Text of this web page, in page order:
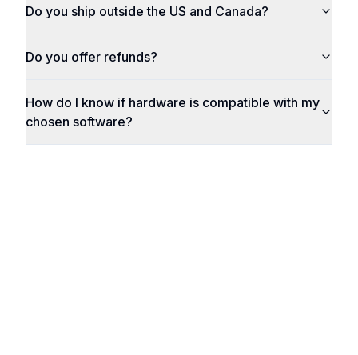
Do you ship outside the US and Canada?
Do you offer refunds?
How do I know if hardware is compatible with my
chosen software?